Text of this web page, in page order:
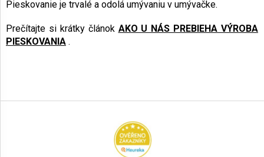
Pieskovanie je trvalé a odolá umývaniu v umývačke.
Prečítajte si krátky článok AKO U NÁS PREBIEHA VÝROBA
PIESKOVANIA .
á